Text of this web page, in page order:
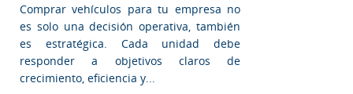
Comprar vehículos para tu empresa no
es solo una decisión operativa, también
es estratégica. Cada unidad debe
responder a objetivos claros de
crecimiento, eficiencia y...